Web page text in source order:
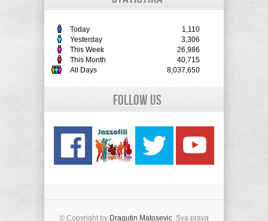
Today
1,110
Yesterday
3,306
This Week
26,986
This Month
40,715
All Days
8,037,650
Follow Us
© Copyright by Dragutin Matosevic. Sva prava